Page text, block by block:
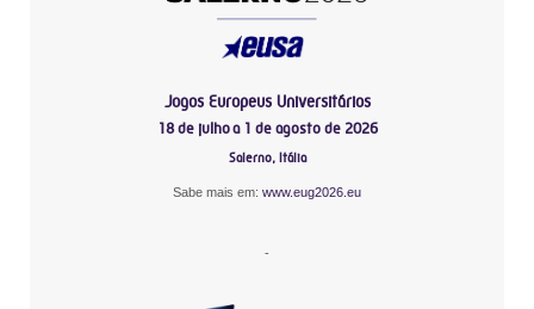
Jogos Europeus Universitários
18 de julho a 1 de agosto de 2026
Salerno, Itália
Sabe mais em: www.eug2026.eu
-